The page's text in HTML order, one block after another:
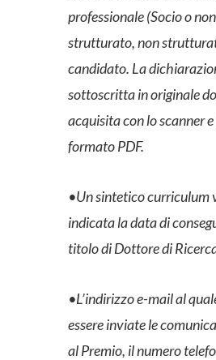
professionale (Socio o
strutturato, non
candidato. La
sottoscritta in originale
acquisita con lo scanner
formato PDF.
•Un sintetico curriculum
indicata la data di
titolo di Dottore di
•L’indirizzo e-mail al
essere inviate le
al Premio, il numero